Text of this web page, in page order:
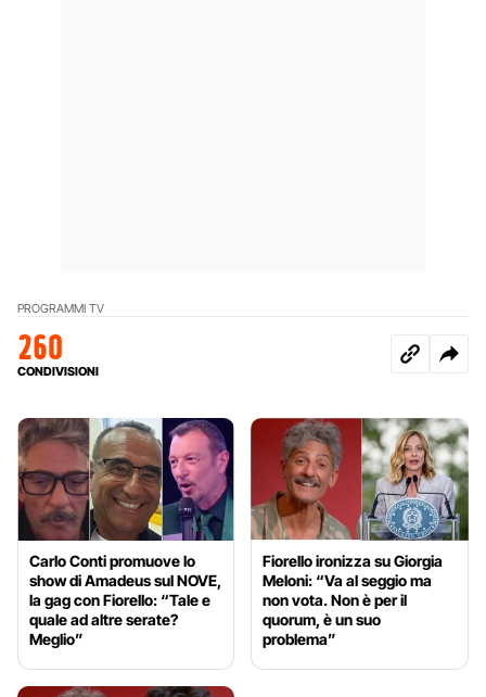
PROGRAMMI TV
260
CONDIVISIONI
Carlo Conti promuove lo
show di Amadeus sul NOVE,
la gag con Fiorello: “Tale e
quale ad altre serate?
Meglio”
Fiorello ironizza su Giorgia
Meloni: “Va al seggio ma
non vota. Non è per il
quorum, è un suo
problema”